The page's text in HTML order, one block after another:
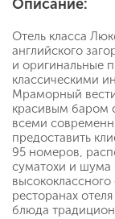
Описание:
Отель класса
английского
и оригинальные
классическими
Мраморный
красивым баром
всеми
предоставить
95 номеров,
суматохи и шума
ресторанах
блюда